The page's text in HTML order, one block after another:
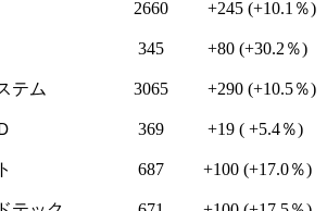
Ｐ 2660 +245 (+10.1％)
工業 345 +80 (+30.2％)
システム 3065 +290 (+10.5％)
ンＨＤ 369 +19 ( +5.4％)
ェント 687 +100 (+17.0％)